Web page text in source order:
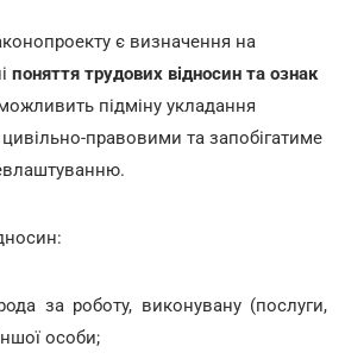
є визначення на
поняття трудових відносин та ознак
підміну укладання
правовими та запобігатиме
за роботу, виконувану (послуги,
особи;